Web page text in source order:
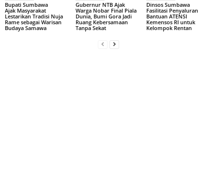
Bupati Sumbawa
Ajak Masyarakat
Lestarikan Tradisi Nuja
Rame sebagai Warisan
Budaya Samawa
Gubernur NTB Ajak
Warga Nobar Final Piala
Dunia, Bumi Gora Jadi
Ruang Kebersamaan
Tanpa Sekat
Dinsos Sumbawa
Fasilitasi Penyaluran
Bantuan ATENSI
Kemensos RI untuk
Kelompok Rentan